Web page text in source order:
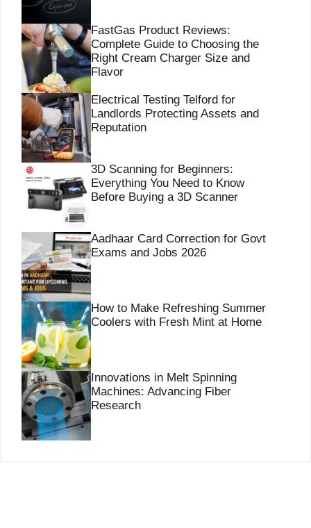
FastGas Product Reviews:
Complete Guide to Choosing the
Right Cream Charger Size and
Flavor
Electrical Testing Telford for
Landlords Protecting Assets and
Reputation
3D Scanning for Beginners:
Everything You Need to Know
Before Buying a 3D Scanner
Aadhaar Card Correction for Govt
Exams and Jobs 2026
How to Make Refreshing Summer
Coolers with Fresh Mint at Home
Innovations in Melt Spinning
Machines: Advancing Fiber
Research